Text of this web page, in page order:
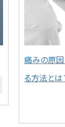
痛みの原
る方法とは